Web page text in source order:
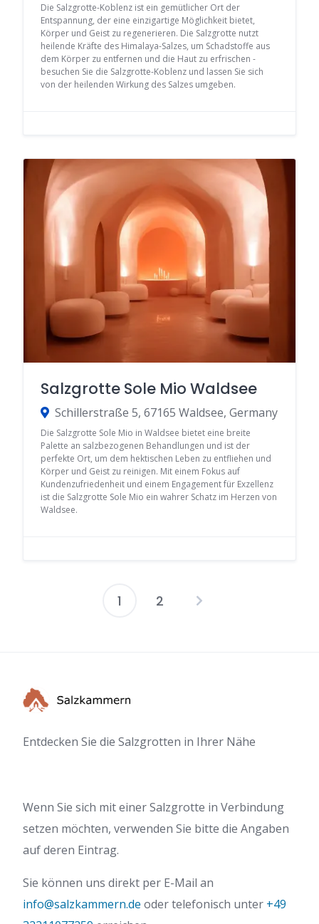
Die Salzgrotte-Koblenz ist ein gemütlicher Ort der
Entspannung, der eine einzigartige Möglichkeit bietet,
Körper und Geist zu regenerieren. Die Salzgrotte nutzt
heilende Kräfte des Himalaya-Salzes, um Schadstoffe aus
dem Körper zu entfernen und die Haut zu erfrischen -
besuchen Sie die Salzgrotte-Koblenz und lassen Sie sich
von der heilenden Wirkung des Salzes umgeben.
Salzgrotte Sole Mio Waldsee
Schillerstraße 5, 67165 Waldsee, Germany
Die Salzgrotte Sole Mio in Waldsee bietet eine breite
Palette an salzbezogenen Behandlungen und ist der
perfekte Ort, um dem hektischen Leben zu entfliehen und
Körper und Geist zu reinigen. Mit einem Fokus auf
Kundenzufriedenheit und einem Engagement für Exzellenz
ist die Salzgrotte Sole Mio ein wahrer Schatz im Herzen von
Waldsee.
1 2
Entdecken Sie die Salzgrotten in Ihrer Nähe
Wenn Sie sich mit einer Salzgrotte in Verbindung
setzen möchten, verwenden Sie bitte die Angaben
auf deren Eintrag.
Sie können uns direkt per E-Mail an
info@salzkammern.de oder telefonisch unter +49